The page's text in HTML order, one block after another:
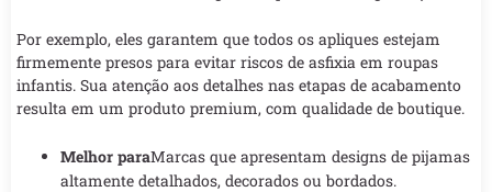
Por exemplo, eles garantem que todos os apliques estejam
firmemente presos para evitar riscos de asfixia em roupas
infantis. Sua atenção aos detalhes nas etapas de acabamento
resulta em um produto premium, com qualidade de boutique.
Melhor paraMarcas que apresentam designs de pijamas
altamente detalhados, decorados ou bordados.